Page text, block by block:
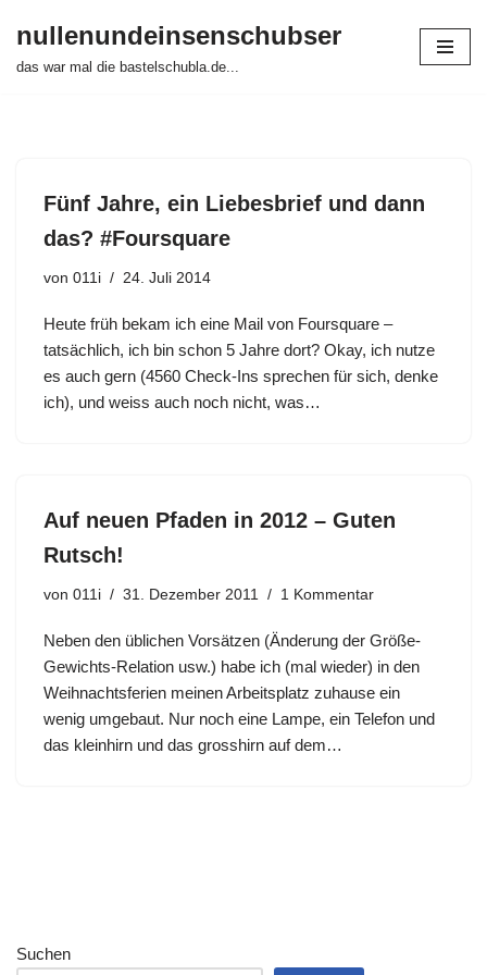
Zum
nullenundeinsenschubser
das war mal die bastelschubla.de...
Fünf Jahre, ein Liebesbrief und dann
das? #Foursquare
von 011i 24. Juli 2014
Heute früh bekam ich eine Mail von Foursquare –
tatsächlich, ich bin schon 5 Jahre dort? Okay, ich nutze
es auch gern (4560 Check-Ins sprechen für sich, denke
ich), und weiss auch noch nicht, was…
Auf neuen Pfaden in 2012 – Guten
Rutsch!
von 011i 31. Dezember 2011 1 Kommentar
Neben den üblichen Vorsätzen (Änderung der Größe-
Gewichts-Relation usw.) habe ich (mal wieder) in den
Weihnachtsferien meinen Arbeitsplatz zuhause ein
wenig umgebaut. Nur noch eine Lampe, ein Telefon und
das kleinhirn und das grosshirn auf dem…
Suchen